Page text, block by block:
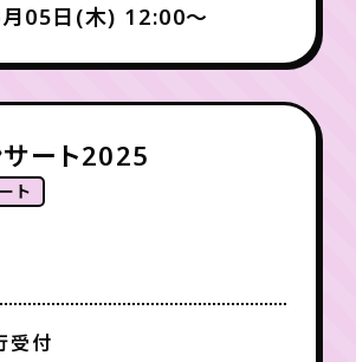
05日(木) 12:00〜
ート2025
ト
受付